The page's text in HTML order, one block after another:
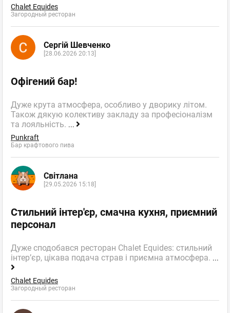
Chalet Equides
Загородный ресторан
Сергій Шевченко
[28.06.2026 20:13]
Офігений бар!
Дуже крута атмосфера, особливо у дворику літом.
Також дякую колективу закладу за професіоналізм
та лояльність. ...
Punkraft
Бар крафтового пива
Світлана
[29.05.2026 15:18]
Стильний інтер'єр, смачна кухня, приємний
персонал
Дуже сподобався ресторан Chalet Equides: стильний
інтер’єр, цікава подача страв і приємна атмосфера. ...
Chalet Equides
Загородный ресторан